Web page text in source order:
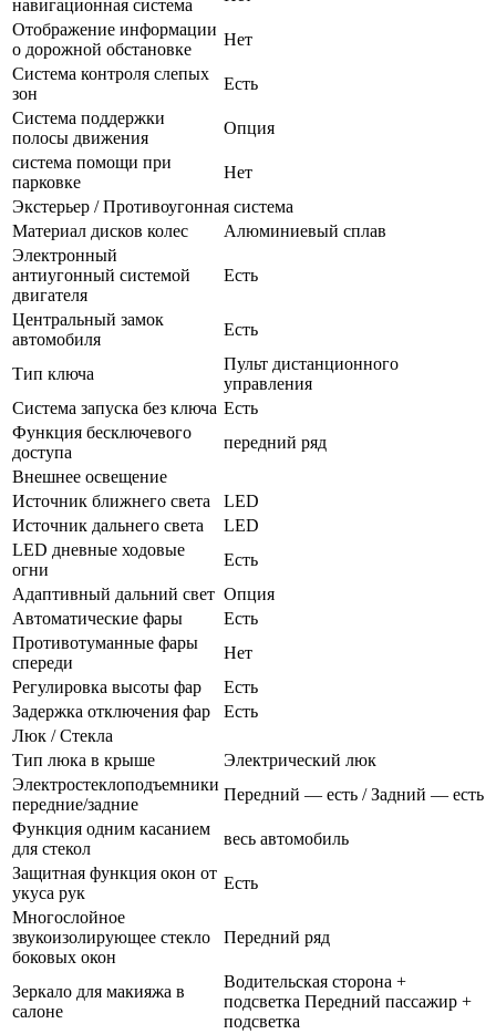
навигационная система
Отображение информации
о дорожной обстановке
Нет
Система контроля слепых
зон
Есть
Система поддержки
полосы движения
Опция
система помощи при
парковке
Нет
Экстерьер / Противоугонная система
Материал дисков колес
Алюминиевый сплав
Электронный
антиугонный системой
двигателя
Есть
Центральный замок
автомобиля
Есть
Тип ключа
Пульт дистанционного
управления
Система запуска без ключа Есть
Функция бесключевого
доступа
передний ряд
Внешнее освещение
Источник ближнего света
LED
Источник дальнего света
LED
LED дневные ходовые
огни
Есть
Адаптивный дальний свет Опция
Автоматические фары
Есть
Противотуманные фары
спереди
Нет
Регулировка высоты фар
Есть
Задержка отключения фар
Есть
Люк / Стекла
Тип люка в крыше
Электрический люк
Электростеклоподъемники
передние/задние
Передний — есть / Задний — есть
Функция одним касанием
для стекол
весь автомобиль
Защитная функция окон от
укуса рук
Есть
Многослойное
звукоизолирующее стекло
боковых окон
Передний ряд
Зеркало для макияжа в
салоне
Водительская сторона +
подсветка Передний пассажир +
подсветка